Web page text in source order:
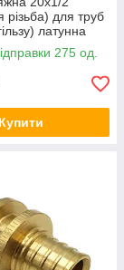
різьба) для труб
латунна
275 од.
Купити